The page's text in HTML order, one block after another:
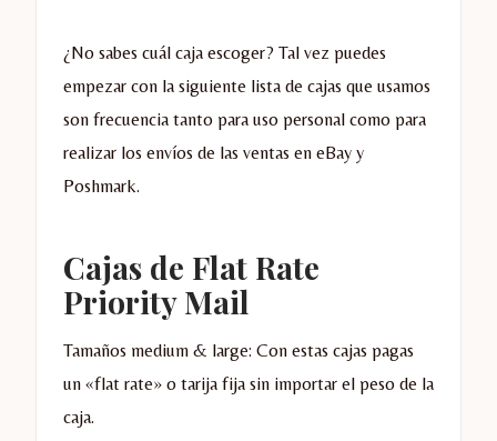
¿No sabes cuál caja escoger? Tal vez puedes
empezar con la siguiente lista de cajas que usamos
son frecuencia tanto para uso personal como para
realizar los envíos de las ventas en eBay y
Poshmark.
Cajas de Flat Rate
Priority Mail
Tamaños medium & large: Con estas cajas pagas
un «flat rate» o tarija fija sin importar el peso de la
caja.